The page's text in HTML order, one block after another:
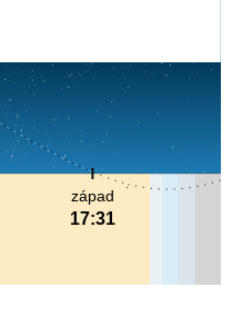
západ
17:31